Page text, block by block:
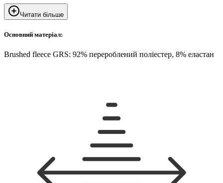
Читати більше
Основний матеріал:
Brushed fleece GRS: 92% перероблений поліестер, 8% еластан